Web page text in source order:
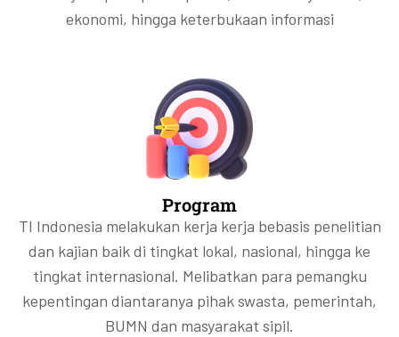
ekonomi, hingga keterbukaan informasi
Program
TI Indonesia melakukan kerja kerja bebasis penelitian
dan kajian baik di tingkat lokal, nasional, hingga ke
tingkat internasional. Melibatkan para pemangku
kepentingan diantaranya pihak swasta, pemerintah,
BUMN dan masyarakat sipil.